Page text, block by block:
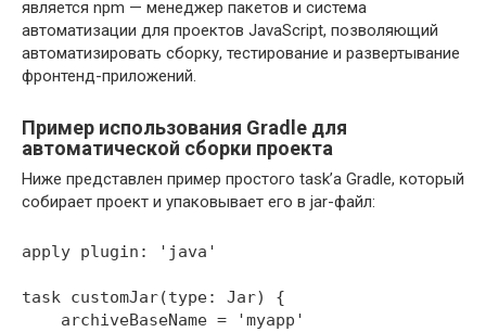
является npm — менеджер пакетов и система
автоматизации для проектов JavaScript, позволяющий
автоматизировать сборку, тестирование и развертывание
фронтенд-приложений.
Пример использования Gradle для
автоматической сборки проекта
Ниже представлен пример простого task’а Gradle, который
собирает проект и упаковывает его в jar-файл:
apply plugin: 'java'
task customJar(type: Jar) {
    archiveBaseName = 'myapp'